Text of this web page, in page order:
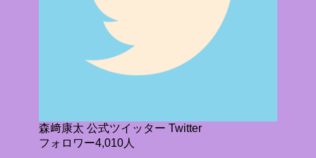
森﨑康太 公式ツイッター Twitter
フォロワー4,010人